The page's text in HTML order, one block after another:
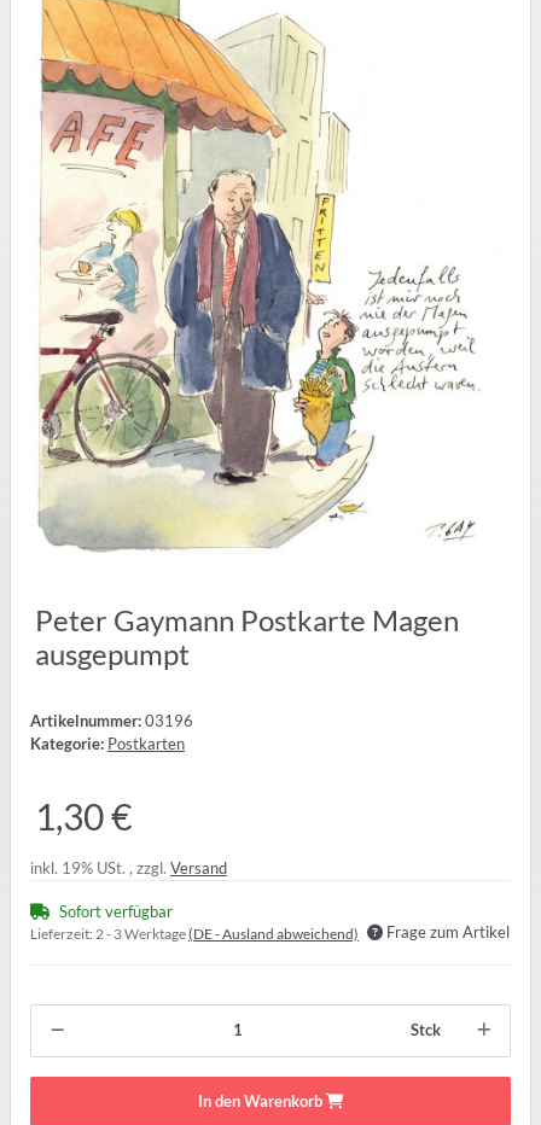
Peter Gaymann Postkarte Magen
ausgepumpt
Artikelnummer:03196
Kategorie: Postkarten
1,30 €
inkl. 19% USt. , zzgl. Versand
Sofort verfügbar
Lieferzeit: 2 - 3 Werktage(DE - Ausland abweichend) Frage zum Artikel
Stck
In den Warenkorb